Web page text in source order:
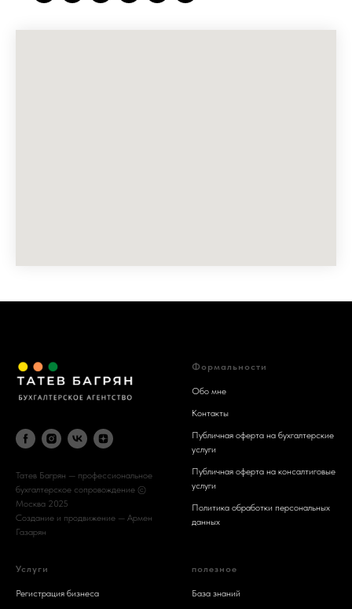
Татев Багрян — профессиональное
бухгалтерское сопровождение ©
Москва 2025
Создание и продвижение — Армен
Газарян
Формальности
Обо мне
Контакты
Публичная оферта на бухгалтерские
услуги
Публичная оферта на консалтиговые
услуги
Политика обработки персональных
данных
Услуги
Регистрация бизнеса
полезное
База знаний